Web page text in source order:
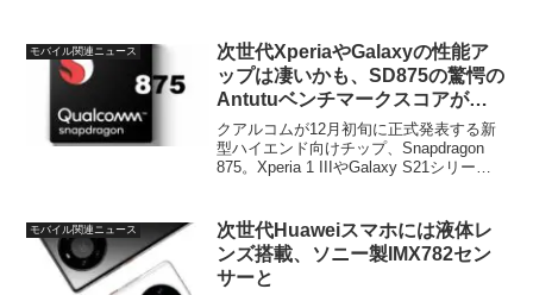
りする点は皆無といった感じです。そん
なXpe...
モバイル関連ニュース
次世代XperiaやGalaxyの性能ア
ップは凄いかも、SD875の驚愕の
Antutuベンチマークスコアが判
明！
クアルコムが12月初旬に正式発表する新
型ハイエンド向けチップ、Snapdragon
875。Xperia 1 IIIやGalaxy S21シリー
とになるこの...
モバイル関連ニュース
次世代Huaweiスマホには液体レ
ンズ搭載、ソニー製IMX782セン
サーと